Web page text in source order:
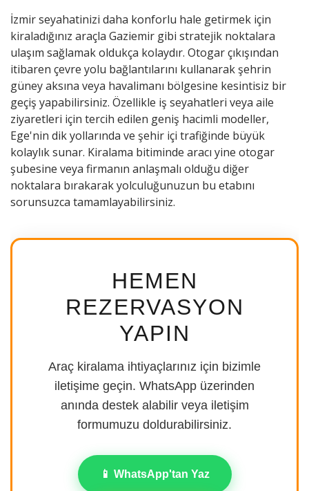
İzmir seyahatinizi daha konforlu hale getirmek için
kiraladığınız araçla Gaziemir gibi stratejik noktalara
ulaşım sağlamak oldukça kolaydır. Otogar çıkışından
itibaren çevre yolu bağlantılarını kullanarak şehrin
güney aksına veya havalimanı bölgesine kesintisiz bir
geçiş yapabilirsiniz. Özellikle iş seyahatleri veya aile
ziyaretleri için tercih edilen geniş hacimli modeller,
Ege'nin dik yollarında ve şehir içi trafiğinde büyük
kolaylık sunar. Kiralama bitiminde aracı yine otogar
şubesine veya firmanın anlaşmalı olduğu diğer
noktalara bırakarak yolculuğunuzun bu etabını
sorunsuzca tamamlayabilirsiniz.
HEMEN
REZERVASYON
YAPIN
Araç kiralama ihtiyaçlarınız için bizimle
iletişime geçin. WhatsApp üzerinden
anında destek alabilir veya iletişim
formumuzu doldurabilirsiniz.
📱 WhatsApp'tan Yaz